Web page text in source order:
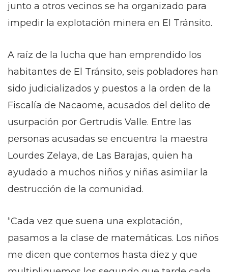
junto a otros vecinos se ha organizado para
impedir la explotación minera en El Tránsito.
A raíz de la lucha que han emprendido los
habitantes de El Tránsito, seis pobladores han
sido judicializados y puestos a la orden de la
Fiscalía de Nacaome, acusados del delito de
usurpación por Gertrudis Valle. Entre las
personas acusadas se encuentra la maestra
Lourdes Zelaya, de Las Barajas, quien ha
ayudado a muchos niños y niñas asimilar la
destrucción de la comunidad.
“Cada vez que suena una explotación,
pasamos a la clase de matemáticas. Los niños
me dicen que contemos hasta diez y que